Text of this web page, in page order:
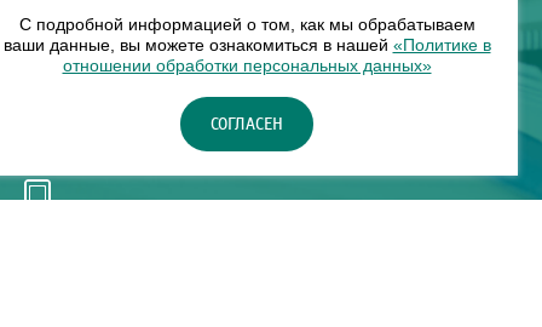
8 — 18
НАШ ФИЛИАЛ:
Москва, м. Нагорное, Нагорный б-р, д. 19, кор. 1
С подробной информацией о том, как мы обрабатываем
ваши данные, вы можете ознакомиться в нашей «Политике в
отношении обработки персональных данных»
СОГЛАСЕН